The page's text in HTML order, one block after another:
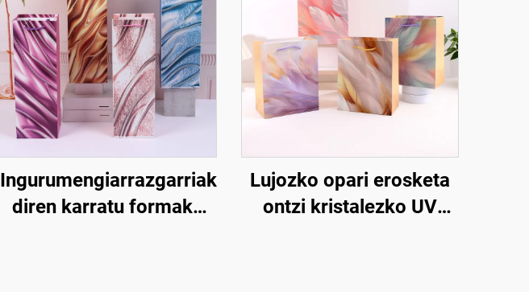
Ingurumengiarrazgarriak
diren karratu formako
Lujozko opari erosketa
ontzi kristalezko UV